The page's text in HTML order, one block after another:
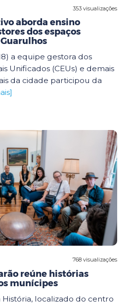
353 visualizações
aborda ensino
dos espaços
a equipe gestora dos
Unificados (CEUs) e demais
da cidade participou da
768 visualizações
reúne histórias
munícipes
História, localizado do centro